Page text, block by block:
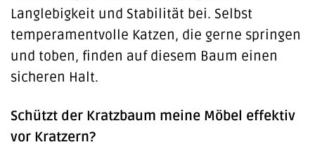
Langlebigkeit und Stabilität bei. Selbst
temperamentvolle Katzen, die gerne springen
und toben, finden auf diesem Baum einen
sicheren Halt.
Schützt der Kratzbaum meine Möbel effektiv
vor Kratzern?